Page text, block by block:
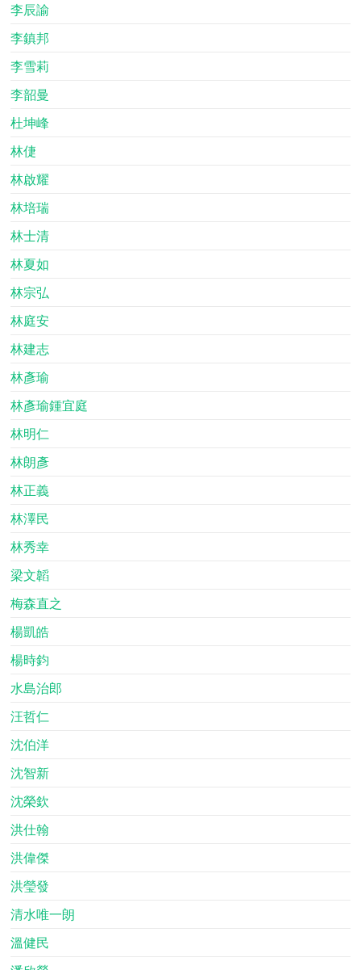
李辰諭
李鎮邦
李雪莉
李韶曼
杜坤峰
林倢
林啟耀
林培瑞
林士清
林夏如
林宗弘
林庭安
林建志
林彥瑜
林彥瑜鍾宜庭
林明仁
林朗彥
林正義
林澤民
林秀幸
梁文韜
梅森直之
楊凱皓
楊時鈞
水島治郎
汪哲仁
沈伯洋
沈智新
沈榮欽
洪仕翰
洪偉傑
洪瑩發
清水唯一朗
溫健民